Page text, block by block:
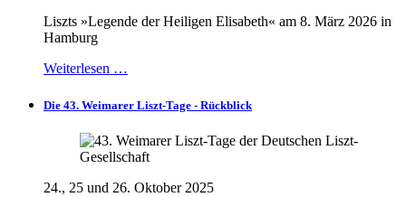
Liszts »Legende der Heiligen Elisabeth« am 8. März 2026 in
Hamburg
Weiterlesen …
Die 43. Weimarer Liszt-Tage - Rückblick
24., 25 und 26. Oktober 2025